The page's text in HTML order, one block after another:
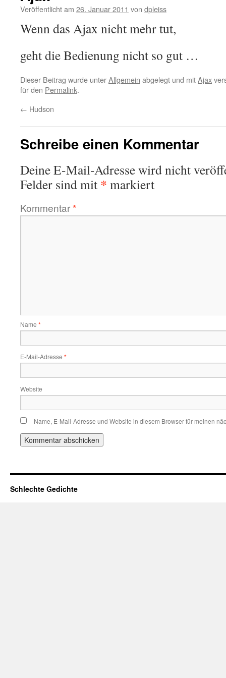
Veröffentlicht am 26. Januar 2011 von dpleiss
Wenn das Ajax nicht mehr tut,
geht die Bedienung nicht so gut …
Dieser Beitrag wurde unterAllgemein abgelegt und mitAjax
für den Permalink.
← Hudson
Schreibe einen Kommentar
Deine E-Mail-Adresse wird nicht
Felder sind mit * markiert
Kommentar*
Name *
E-Mail-Adresse *
Website
Name, E-Mail-Adresse und Website in diesem Browser für meinen
Schlechte Gedichte